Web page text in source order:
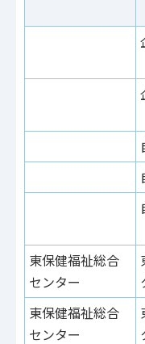
東保健福祉総合
センター
東保健福祉総合
センター